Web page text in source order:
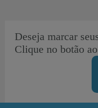
Deseja marcar
Clique no botão